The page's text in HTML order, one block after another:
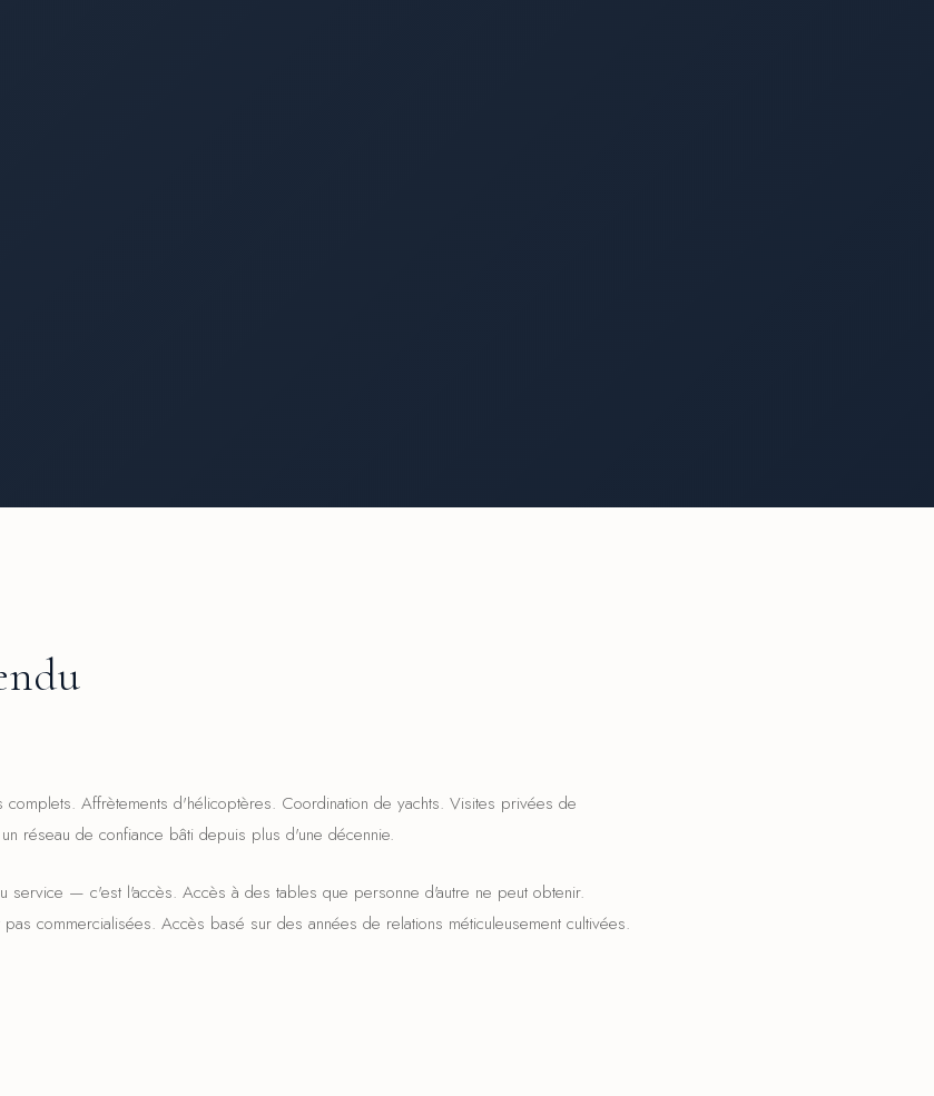
complets. Affrètements d'hélicoptères. Coordination de yachts. Visites privées de
réseau de confiance bâti depuis plus d'une décennie.
service — c'est l'accès. Accès à des tables que personne d'autre ne peut obtenir.
commercialisées. Accès basé sur des années de relations méticuleusement cultivées.